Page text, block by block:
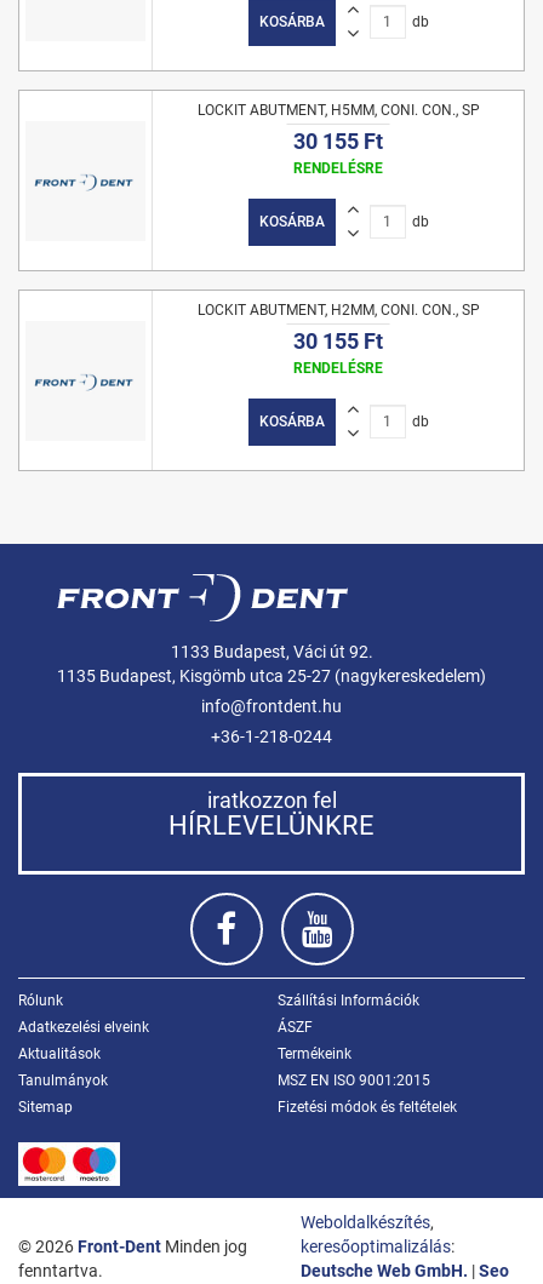
KOSÁRBA db
LOCKIT ABUTMENT, H5MM, CONI. CON., SP
30 155 Ft
RENDELÉSRE
KOSÁRBA db
LOCKIT ABUTMENT, H2MM, CONI. CON., SP
30 155 Ft
RENDELÉSRE
KOSÁRBA db
1133 Budapest, Váci út 92.
1135 Budapest, Kisgömb utca 25-27 (nagykereskedelem)
info@frontdent.hu
+36-1-218-0244
iratkozzon fel
HÍRLEVELÜNKRE
Rólunk
Szállítási Információk
Adatkezelési elveink
ÁSZF
Aktualitások
Termékeink
Tanulmányok
MSZ EN ISO 9001:2015
Sitemap
Fizetési módok és feltételek
© 2026Front-Dent Minden jog
fenntartva.
Weboldalkészítés,
keresőoptimalizálás:
Deutsche Web GmbH. |Seo